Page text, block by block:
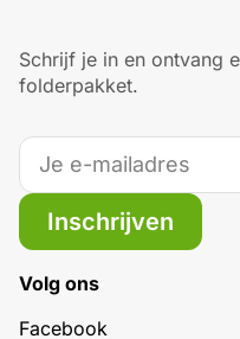
Schrijf je in en ontvang
folderpakket.
Inschrijven
Volg ons
Facebook